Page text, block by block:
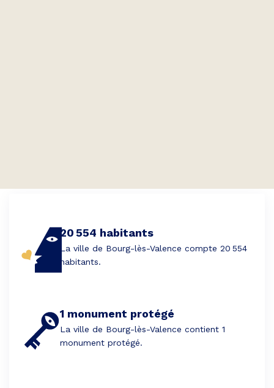
20 554 habitants
La ville de Bourg-lès-Valence compte 20 554
habitants.
1 monument protégé
La ville de Bourg-lès-Valence contient 1
monument protégé.